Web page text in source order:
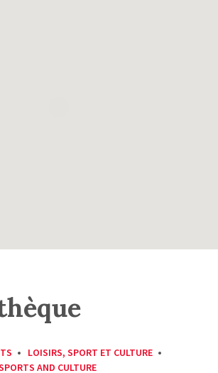
LOISIRS, SPORT ET CULTURE
AND CULTURE